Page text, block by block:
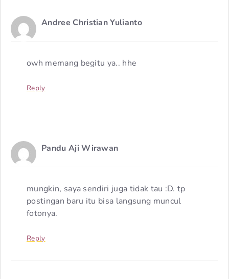
Andree Christian Yulianto
owh memang begitu ya.. hhe
Reply
Pandu Aji Wirawan
mungkin, saya sendiri juga tidak tau :D. tp
postingan baru itu bisa langsung muncul
fotonya.
Reply